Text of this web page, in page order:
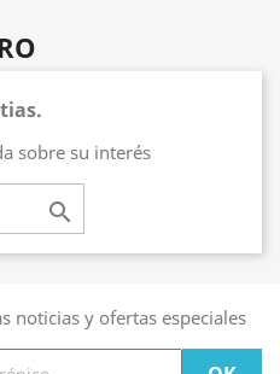
sobre su interés

noticias y ofertas especiales